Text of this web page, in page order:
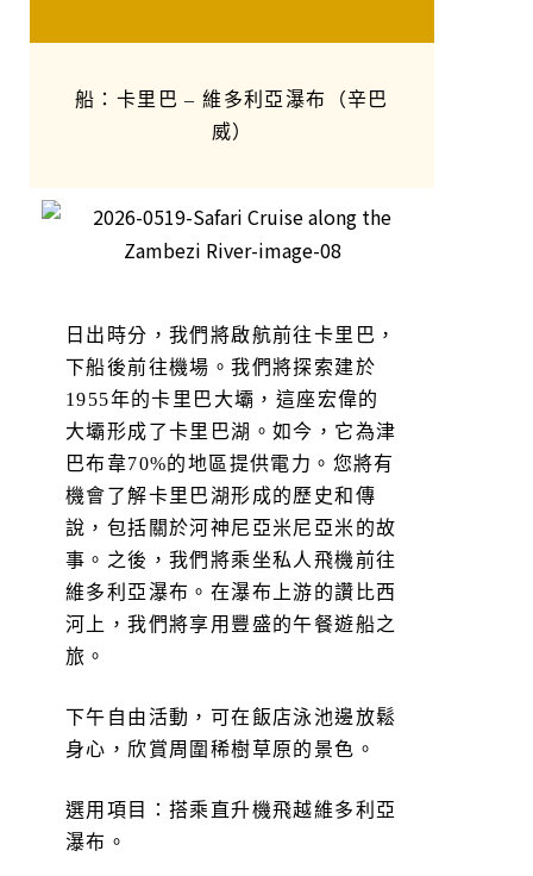
船：卡里巴 – 維多利亞瀑布（辛巴
威）
日出時分，我們將啟航前往卡里巴，
下船後前往機場。我們將探索建於
1955年的卡里巴大壩，這座宏偉的
大壩形成了卡里巴湖。如今，它為津
巴布韋70%的地區提供電力。您將有
機會了解卡里巴湖形成的歷史和傳
說，包括關於河神尼亞米尼亞米的故
事。之後，我們將乘坐私人飛機前往
維多利亞瀑布。在瀑布上游的讚比西
河上，我們將享用豐盛的午餐遊船之
旅。
下午自由活動，可在飯店泳池邊放鬆
身心，欣賞周圍稀樹草原的景色。
選用項目：搭乘直升機飛越維多利亞
瀑布。